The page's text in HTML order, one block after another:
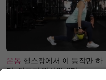
운동 헬스장에서 이 동작만 하
면, 애플힙 완성?! -2탄-